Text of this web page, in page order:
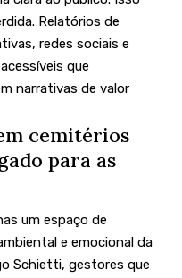
Relatórios de
redes sociais e
que
narrativas de valor
cemitérios
para as
um espaço de
e emocional da
Schietti, gestores que